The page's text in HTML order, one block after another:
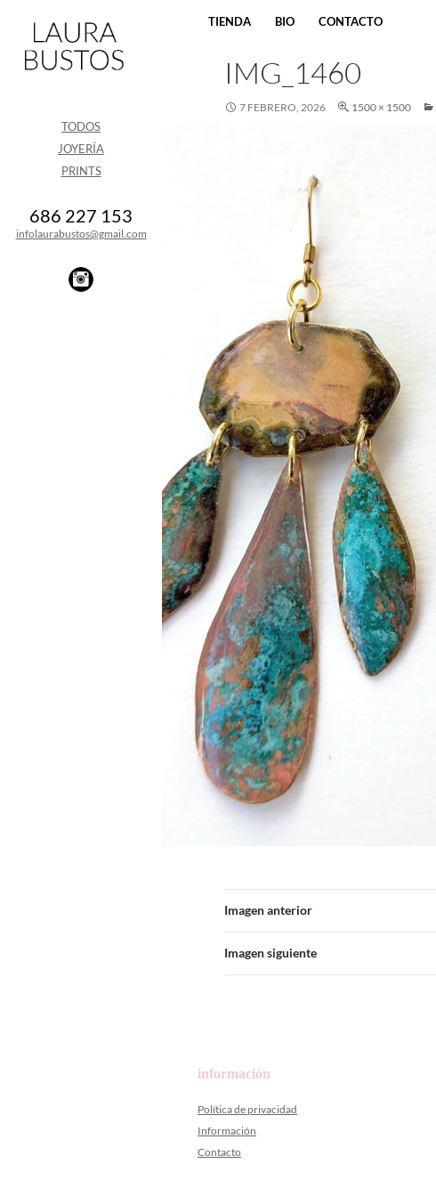
TIENDA
BIO CONTACTO
IMG_1460
7 FEBRERO, 2026 1500 × 1500
Imagen anterior
Imagen siguiente
TODOS
JOYERÍA
PRINTS
686 227 153
infolaurabustos@gmail.com
información
Política de privacidad
Información
Contacto